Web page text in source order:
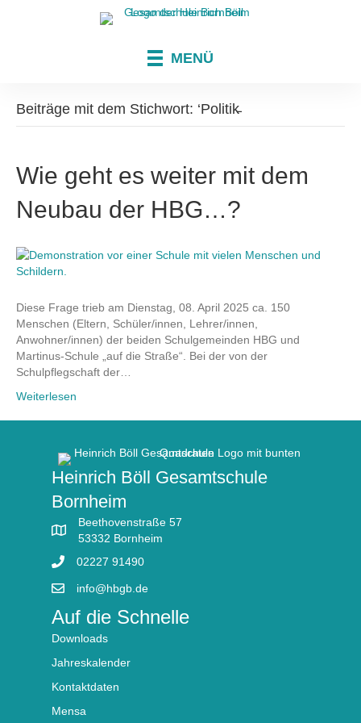
MENÜ
Beiträge mit dem Stichwort: ‘Politik̵
Wie geht es weiter mit dem
Neubau der HBG…?
Diese Frage trieb am Dienstag, 08. April 2025 ca. 150
Menschen (Eltern, Schüler/innen, Lehrer/innen,
Anwohner/innen) der beiden Schulgemeinden HBG und
Martinus-Schule „auf die Straße“. Bei der von der
Schulpflegschaft der…
Weiterlesen
Heinrich Böll Gesamtschule
Bornheim
Beethovenstraße 57
53332 Bornheim
02227 91490
info@hbgb.de
Auf die Schnelle
Downloads
Jahreskalender
Kontaktdaten
Mensa